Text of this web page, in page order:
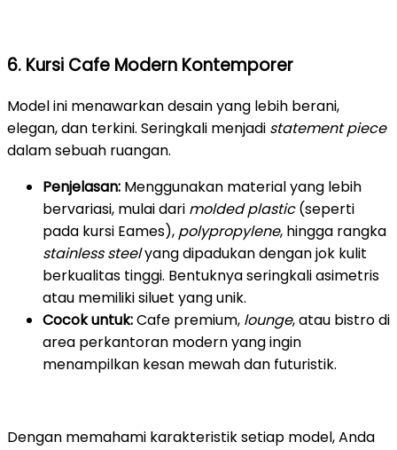
6. Kursi Cafe Modern Kontemporer
Model ini menawarkan desain yang lebih berani,
elegan, dan terkini. Seringkali menjadi statement piece
dalam sebuah ruangan.
Penjelasan: Menggunakan material yang lebih
bervariasi, mulai dari molded plastic(seperti
pada kursi Eames), polypropylene, hingga rangka
stainless steelyang dipadukan dengan jok kulit
berkualitas tinggi. Bentuknya seringkali asimetris
atau memiliki siluet yang unik.
Cocok untuk:Cafe premium, lounge, atau bistro di
area perkantoran modern yang ingin
menampilkan kesan mewah dan futuristik.
Dengan memahami karakteristik setiap model, Anda